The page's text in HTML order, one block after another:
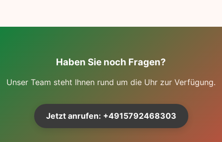
Haben Sie noch Fragen?
Unser Team steht Ihnen rund um die Uhr zur Verfügung.
Jetzt anrufen: +4915792468303